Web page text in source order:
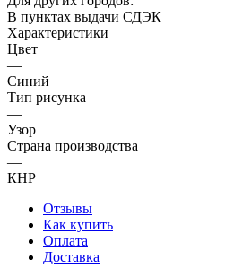
В пунктах выдачи СДЭК
Характеристики
Цвет
—
Синий
Тип рисунка
—
Узор
Страна производства
—
КНР
Отзывы
Как купить
Оплата
Доставка